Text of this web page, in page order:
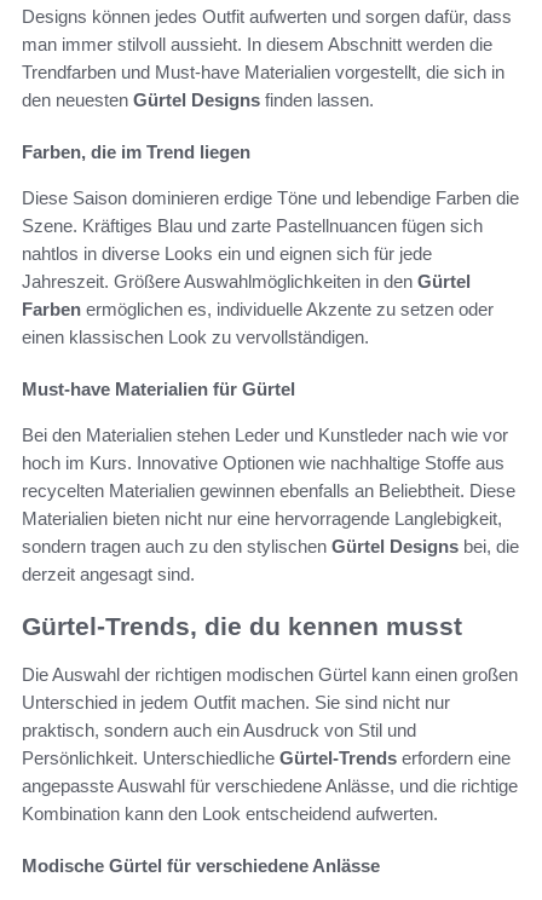
Designs können jedes Outfit aufwerten und sorgen dafür, dass
man immer stilvoll aussieht. In diesem Abschnitt werden die
Trendfarben und Must-have Materialien vorgestellt, die sich in
den neuesten Gürtel Designs finden lassen.
Farben, die im Trend liegen
Diese Saison dominieren erdige Töne und lebendige Farben die
Szene. Kräftiges Blau und zarte Pastellnuancen fügen sich
nahtlos in diverse Looks ein und eignen sich für jede
Jahreszeit. Größere Auswahlmöglichkeiten in den Gürtel
Farben ermöglichen es, individuelle Akzente zu setzen oder
einen klassischen Look zu vervollständigen.
Must-have Materialien für Gürtel
Bei den Materialien stehen Leder und Kunstleder nach wie vor
hoch im Kurs. Innovative Optionen wie nachhaltige Stoffe aus
recycelten Materialien gewinnen ebenfalls an Beliebtheit. Diese
Materialien bieten nicht nur eine hervorragende Langlebigkeit,
sondern tragen auch zu den stylischen Gürtel Designs bei, die
derzeit angesagt sind.
Gürtel-Trends, die du kennen musst
Die Auswahl der richtigen modischen Gürtel kann einen großen
Unterschied in jedem Outfit machen. Sie sind nicht nur
praktisch, sondern auch ein Ausdruck von Stil und
Persönlichkeit. Unterschiedliche Gürtel-Trends erfordern eine
angepasste Auswahl für verschiedene Anlässe, und die richtige
Kombination kann den Look entscheidend aufwerten.
Modische Gürtel für verschiedene Anlässe